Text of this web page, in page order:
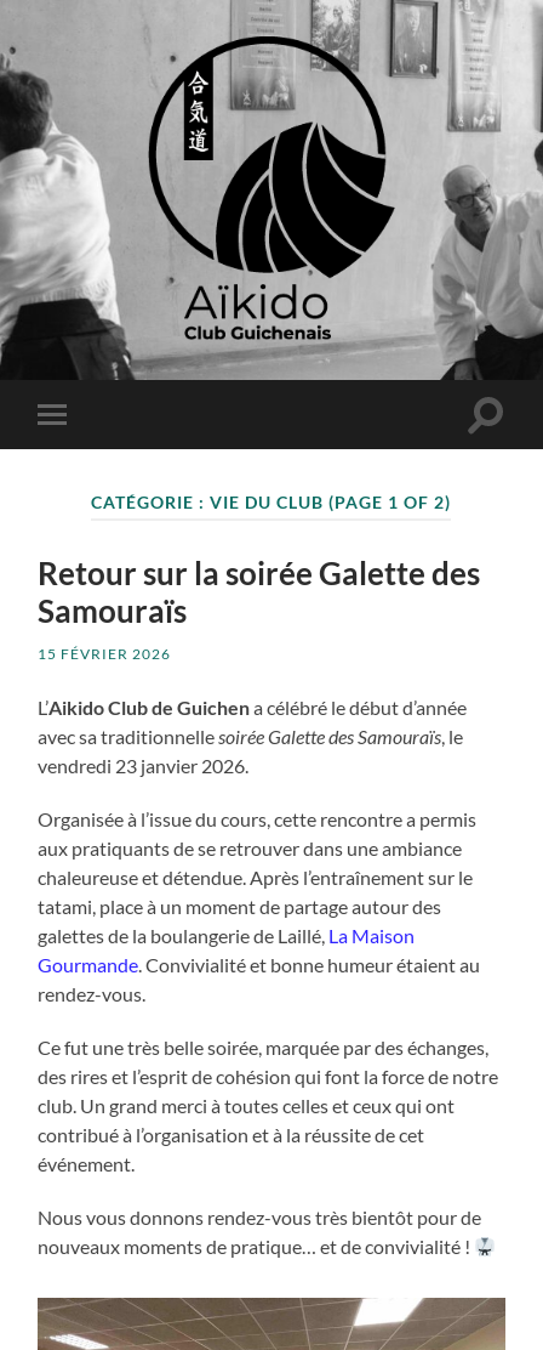
CATÉGORIE :VIE DU CLUB (PAGE 1 OF 2)
Retour sur la soirée Galette des
Samouraïs
15 FÉVRIER 2026
L’Aikido Club de Guichena célébré le début d’année
avec sa traditionnellesoirée Galette des Samouraïs, le
vendredi 23 janvier 2026.
Organisée à l’issue du cours, cette rencontre a permis
aux pratiquants de se retrouver dans une ambiance
chaleureuse et détendue. Après l’entraînement sur le
tatami, place à un moment de partage autour des
galettes de la boulangerie de Laillé, La Maison
Gourmande. Convivialité et bonne humeur étaient au
rendez-vous.
Ce fut une très belle soirée, marquée par des échanges,
des rires et l’esprit de cohésion qui font la force de notre
club. Un grand merci à toutes celles et ceux qui ont
contribué à l’organisation et à la réussite de cet
événement.
Nous vous donnons rendez-vous très bientôt pour de
nouveaux moments de pratique… et de convivialité !